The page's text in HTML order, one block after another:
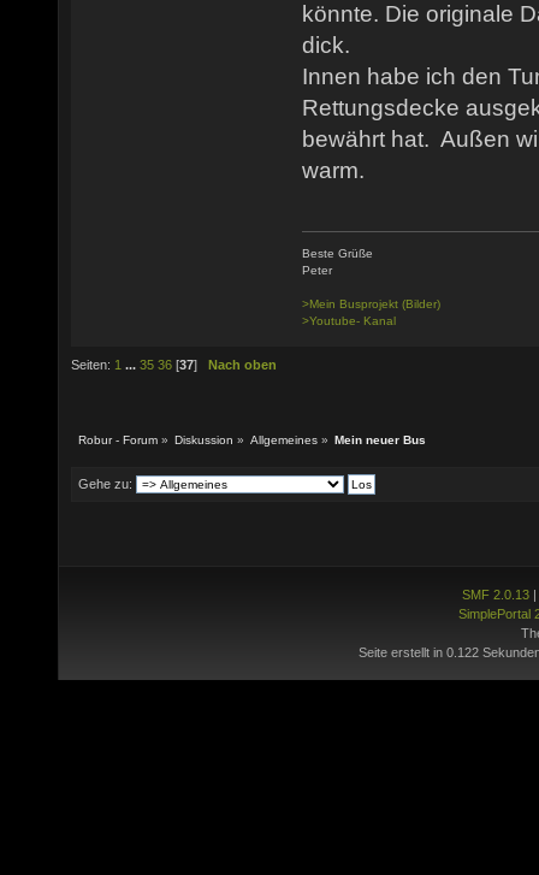
könnte. Die originale
dick.
Innen habe ich den
Rettungsdecke
bewährt hat. Außen
warm.
Beste Grüße
Peter
>Mein Busprojekt (Bilder)
>Youtube- Kanal
Seiten: 1 ... 35 36 [37] Nach oben
Robur - Forum » Diskussion » Allgemeines » Mein neuer Bus
Gehe zu:
SMF 2.0.13|
SimplePortal
Seite erstellt in 0.122